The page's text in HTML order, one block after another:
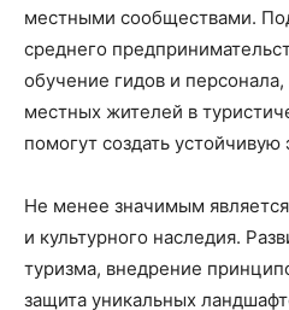
местными сообществами.
среднего
обучение гидов и
местных жителей в
помогут создать устойчивую
Не менее значимым
и культурного наследия.
туризма, внедрение
защита уникальных